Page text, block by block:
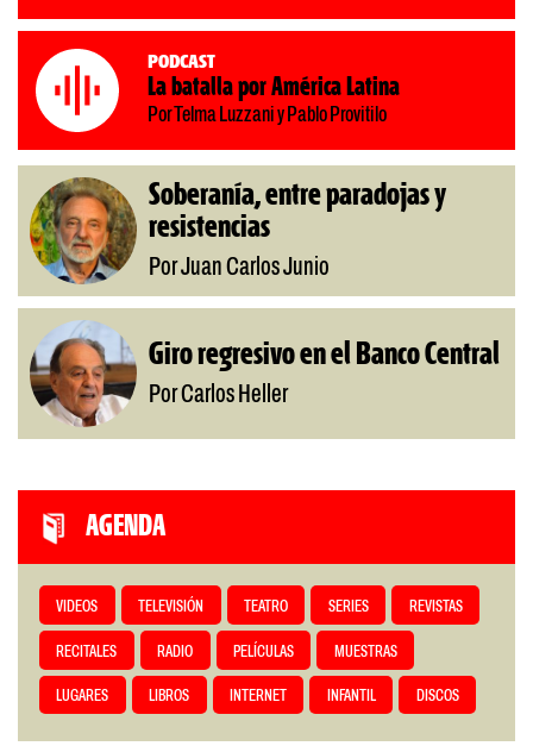
Podcast
La batalla por América Latina
Por Telma Luzzani y Pablo Provitilo
Soberanía, entre paradojas y
resistencias
Por Juan Carlos Junio
Giro regresivo en el Banco Central
Por Carlos Heller
AGENDA
VIDEOS TELEVISIÓN TEATRO SERIES REVISTAS
RECITALES RADIO PELÍCULAS MUESTRAS
LUGARES LIBROS INTERNET INFANTIL DISCOS